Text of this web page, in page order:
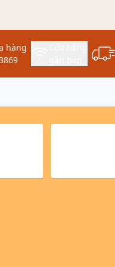
hàng